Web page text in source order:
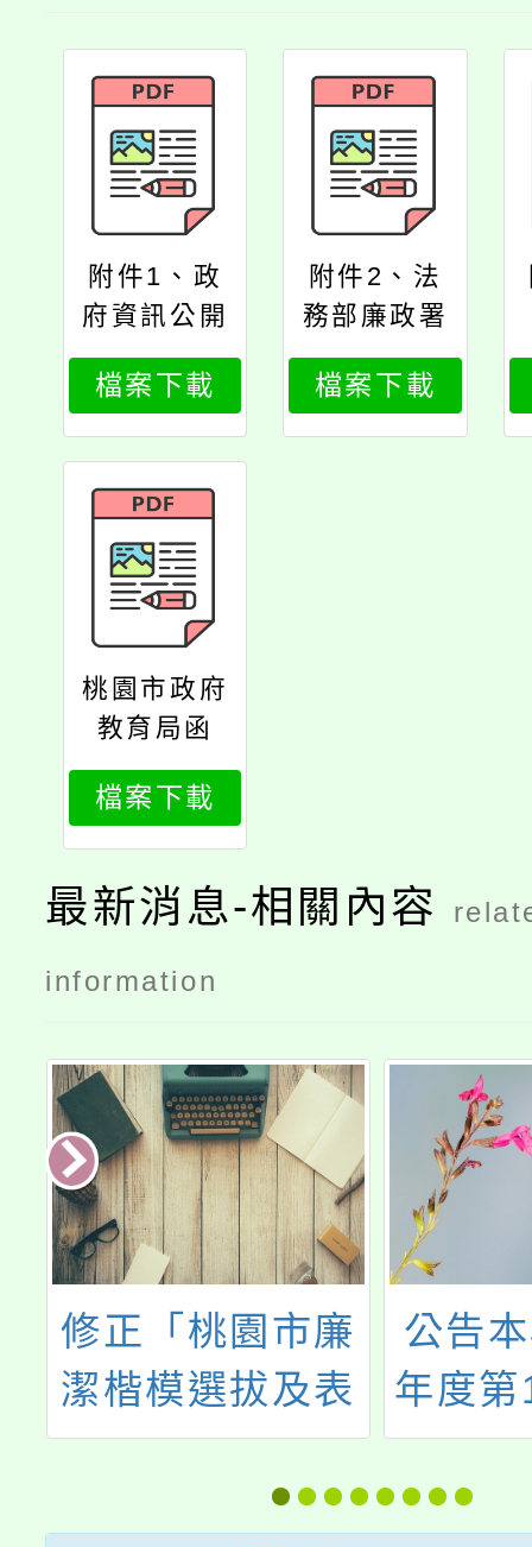
附件1、政
府資訊公開
法實用小幫
手
檔案下載
附件2、法
務部廉政署
函
檔案下載
桃園市政府
教育局函
檔案下載
最新消息-相關內容
information
修正「桃園市廉
潔楷模選拔及表
揚實施要點」部
分規定，其名稱
公告
年度
次代
甄